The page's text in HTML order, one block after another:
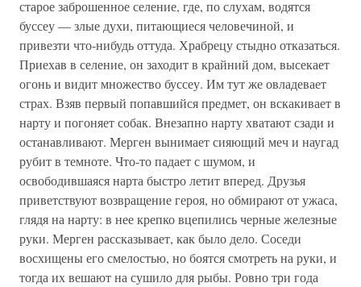
старое заброшенное селение, где, по слухам, водятся
буссеу — злые духи, питающиеся человечиной, и
привезти что-нибудь оттуда. Храбрецу стыдно отказаться.
Приехав в селение, он заходит в крайний дом, высекает
огонь и видит множество буссеу. Им тут же овладевает
страх. Взяв первый попавшийся предмет, он вскакивает в
нарту и погоняет собак. Внезапно нарту хватают сзади и
останавливают. Мерген вынимает сияющий меч и наугад
рубит в темноте. Что-то падает с шумом, и
освободившаяся нарта быстро летит вперед. Друзья
приветствуют возвращение героя, но обмирают от ужаса,
глядя на нарту: в нее крепко вцепились черные железные
руки. Мерген рассказывает, как было дело. Соседи
восхищены его смелостью, но боятся смотреть на руки, и
тогда их вешают на сушило для рыбы. Ровно три года